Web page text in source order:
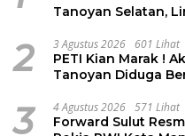
Tanoyan Selatan,
2 3 Agustus 2026 601 Lihat
PETI Kian Marak !
Tanoyan Diduga
3 4 Agustus 2026 571 Lihat
Forward Sulut